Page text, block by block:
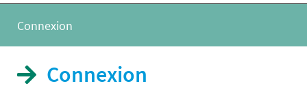
Connexion
Connexion